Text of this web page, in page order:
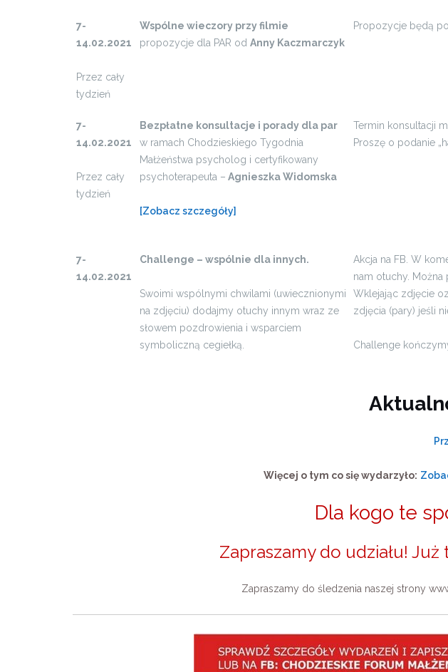
7-
14.02.2021
Przez cały
tydzień
Wspólne wieczory przy filmie
propozycje dla PAR od Anny Kaczmarczyk
Propozycje będą
7-
14.02.2021
Przez cały
tydzień
Bezpłatne konsultacje i porady dla par
w ramach Chodzieskiego Tygodnia
Małżeństwa psycholog i certyfikowany
psychoterapeuta – Agnieszka Widomska
[Zobacz szczegóły]
Termin konsultacji
Proszę o podanie
7-
14.02.2021
Challenge – wspólnie dla innych.
Swoimi wspólnymi chwilami (uwiecznionymi
na zdjęciu) dodajmy otuchy innym wraz ze
słowem pozdrowienia i wsparciem
symboliczną cegiełką.
Akcja na FB. W
nam otuchy. Można
Wklejając zdjęcie
zdjęcia (pary) jeśli
Challenge
Więcej o tym co się wydarzyło:
Dla kogo te
Zapraszamy do udziału!
Zapraszamy do śledzenia naszej strony